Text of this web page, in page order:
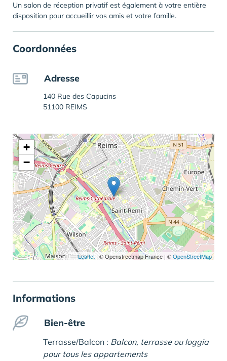
Un salon de réception privatif est également à votre entière
disposition pour accueillir vos amis et votre famille.
Coordonnées
Adresse
140 Rue des Capucins
51100 REIMS
+
−
Leaflet | © Openstreetmap France | ©OpenStreetMap
Informations
Bien-être
Terrasse/Balcon : Balcon, terrasse ou loggia
pour tous les appartements